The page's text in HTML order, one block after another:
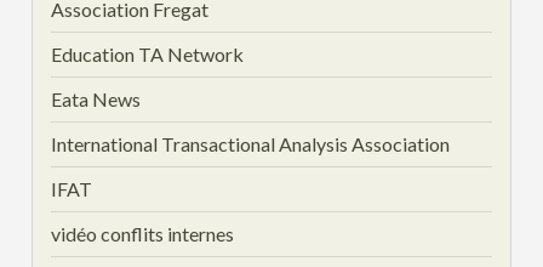
Association Fregat
Education TA Network
Eata News
International Transactional Analysis Association
IFAT
vidéo conflits internes